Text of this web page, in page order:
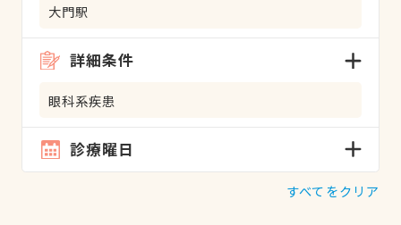
大門駅
詳細条件
眼科系疾患
診療曜日
すべてをクリア